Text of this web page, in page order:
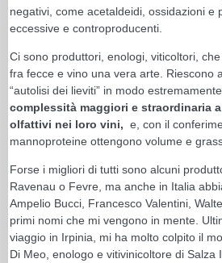
negativi, come acetaldeidi, ossidazioni e
eccessive e controproducenti.
Ci sono produttori, enologi, viticoltori,
fra fecce e vino una vera arte. Riescono
“autolisi dei lieviti” in modo
complessità maggiori e straordinaria
olfattivi nei loro vini, e, con il
mannoproteine ottengono volume e
Forse i migliori di tutti sono alcuni
Ravenau o Fevre, ma anche in Italia
Ampelio Bucci, Francesco Valentini,
primi nomi che mi vengono in mente.
viaggio in Irpinia, mi ha molto colpito il
Di Meo, enologo e vitivinicoltore di Salza